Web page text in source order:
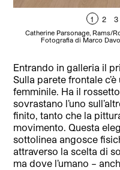
1 2 3
Catherine Parsonage, Rams/
Fotografia di Marco
Entrando in galleria il
Sulla parete frontale
femminile. Ha il
sovrastano l’uno
finito, tanto che la
movimento. Questa
sottolinea angosce
attraverso la scelta di
ma dove l’umano –